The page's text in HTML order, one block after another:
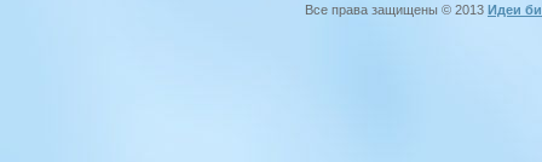
Все права защищены © 2013 Идеи